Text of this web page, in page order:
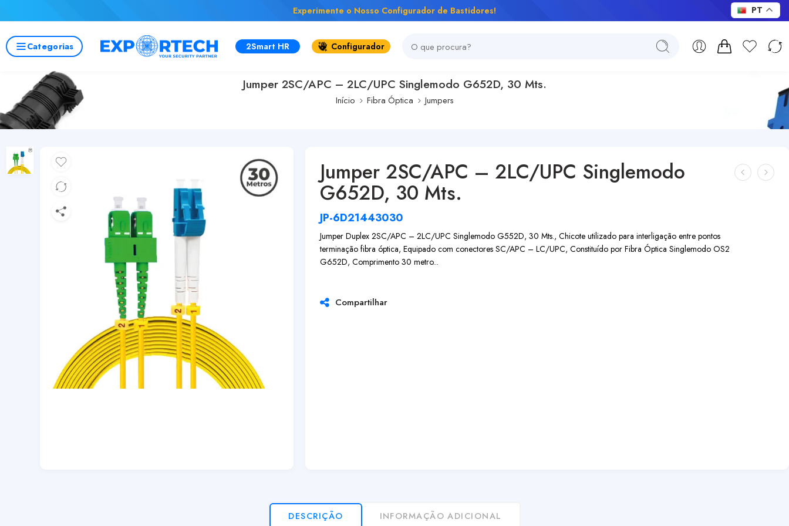
Experimente o Nosso Configurador de Bastidores!
Categorias 2Smart HR Configurador
Jumper 2SC/APC – 2LC/UPC Singlemodo G652D, 30 Mts.
Início Fibra Óptica Jumpers
Jumper 2SC/APC – 2LC/UPC Singlemodo
G652D, 30 Mts.
JP-6D21443030
Jumper Duplex 2SC/APC – 2LC/UPC Singlemodo G552D, 30 Mts., Chicote utilizado para interligação entre pontos
terminação fibra óptica, Equipado com conectores SC/APC – LC/UPC, Constituído por Fibra Óptica Singlemodo OS2
G652D, Comprimento 30 metro...
Compartilhar
DESCRIÇÃO INFORMAÇÃO ADICIONAL
PT